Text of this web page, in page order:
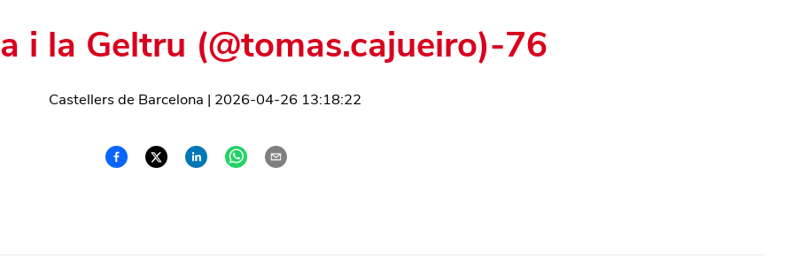
i la Geltru (@tomas.cajueiro)-76
Castellers de Barcelona | 2026-04-26 13:18:22